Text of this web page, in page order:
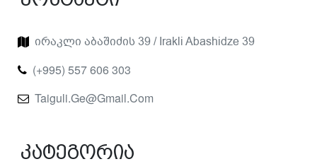
Ირაკლი Აბაშიძის 39 / Irakli Abashidze 39
(+995) 557 606 303
Taiguli.ge@gmail.com
Კატეგორია